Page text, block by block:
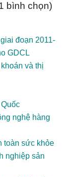
bình chọn)
đoạn 2011-
GDCL
và thị
nghệ hàng
toàn sức khỏe
nghiệp sản